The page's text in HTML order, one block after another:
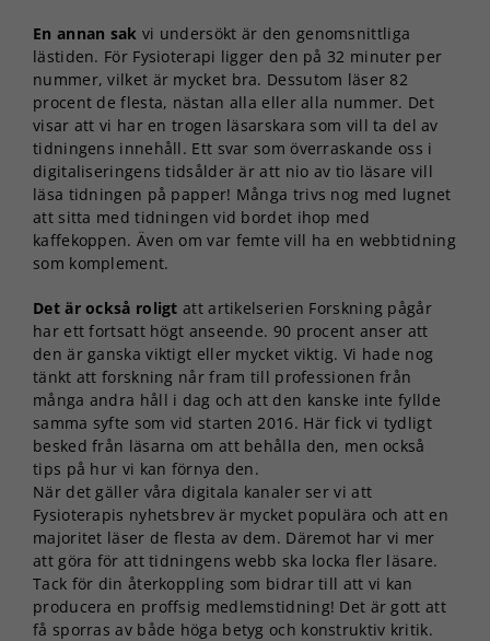
En annan sak vi undersökt är den genomsnittliga
lästiden. För Fysioterapi ligger den på 32 minuter per
nummer, vilket är mycket bra. Dessutom läser 82
procent de flesta, nästan alla eller alla nummer. Det
visar att vi har en trogen läsarskara som vill ta del av
tidningens innehåll. Ett svar som överraskande oss i
digitaliseringens tidsålder är att nio av tio läsare vill
läsa tidningen på papper! Många trivs nog med lugnet
att sitta med tidningen vid bordet ihop med
kaffekoppen. Även om var femte vill ha en webbtidning
som komplement.
Det är också roligt att artikelserien Forskning pågår
har ett fortsatt högt anseende. 90 procent anser att
den är ganska viktigt eller mycket viktig. Vi hade nog
tänkt att forskning når fram till professionen från
många andra håll i dag och att den kanske inte fyllde
samma syfte som vid starten 2016. Här fick vi tydligt
besked från läsarna om att behålla den, men också
tips på hur vi kan förnya den.
När det gäller våra digitala kanaler ser vi att
Fysioterapis nyhetsbrev är mycket populära och att en
majoritet läser de flesta av dem. Däremot har vi mer
att göra för att tidningens webb ska locka fler läsare.
Tack för din återkoppling som bidrar till att vi kan
producera en proffsig medlemstidning! Det är gott att
få sporras av både höga betyg och konstruktiv kritik.